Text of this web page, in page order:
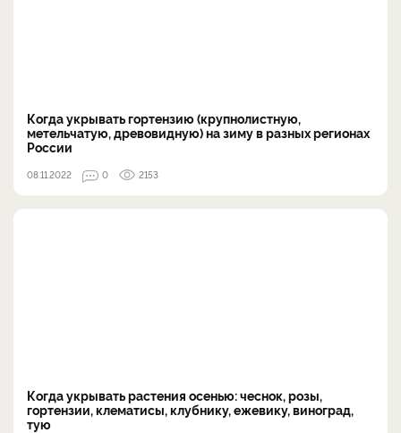
Когда укрывать гортензию (крупнолистную,
метельчатую, древовидную) на зиму в разных регионах
России
08.11.2022 0 2153
Когда укрывать растения осенью: чеснок, розы,
гортензии, клематисы, клубнику, ежевику, виноград,
тую